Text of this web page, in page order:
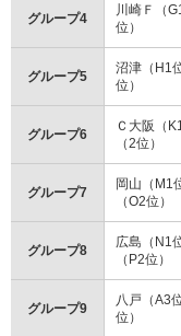
グループ4
川崎Ｆ（
位）
グループ5
沼津（H1
位）
グループ6
Ｃ大阪（
（2位）
グループ7
岡山（M1
（O2位）
グループ8
広島（N1
（P2位）
グループ9
八戸（A3
位）